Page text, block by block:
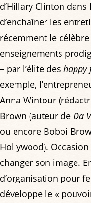
d’Hillary Clinton
d’enchaîner les
récemment le
enseignements
– par l’élite des happy
exemple,
Anna Wintour
Brown (auteur de Da
ou encore Bobbi
Hollywood).
changer son image.
d’organisation pour
développe le «